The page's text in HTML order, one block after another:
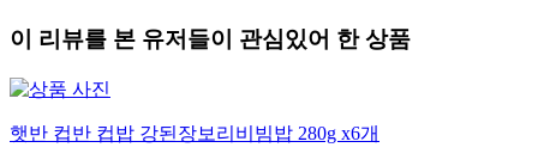
이 리뷰를 본 유저들이 관심있어 한 상품
햇반 컵반 컵밥 강된장보리비빔밥 280g x6개